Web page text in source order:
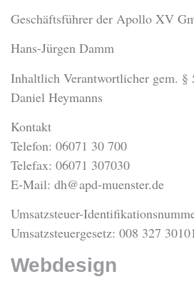
Geschäftsführer der Apollo XV
Hans-Jürgen Damm
Inhaltlich Verantwortlicher gem. §
Daniel Heymanns
Kontakt
Telefon: 06071 30 700
Telefax: 06071 307030
E-Mail: dh@apd-muenster.de
Umsatzsteuer-
Umsatzsteuergesetz: 008 327
Webdesign